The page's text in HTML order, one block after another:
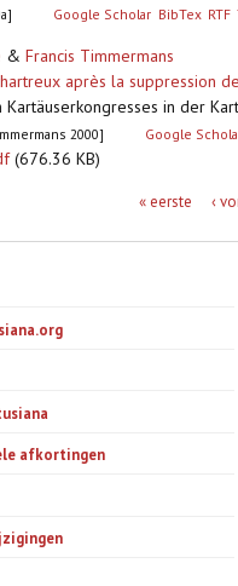
Google Scholar BibTex RTF
& Francis Timmermans
après la suppression
Kartäuserkongresses in der
2000] Google
(676.36 KB)
« eerste ‹
afkortingen